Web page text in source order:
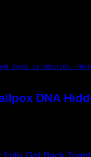
THOSE IN QUESTION.
DNA